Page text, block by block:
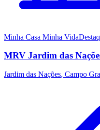
Minha Casa Minha Vida
MRV Jardim das
Jardim das Nações, Campo